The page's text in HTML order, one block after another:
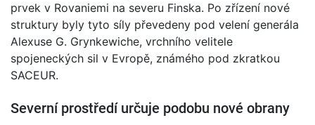
prvek v Rovaniemi na severu Finska. Po zřízení nové
struktury byly tyto síly převedeny pod velení generála
Alexuse G. Grynkewiche, vrchního velitele
spojeneckých sil v Evropě, známého pod zkratkou
SACEUR.
Severní prostředí určuje podobu nové obrany